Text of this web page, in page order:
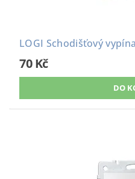
LOGI Schodišťový
70 Kč